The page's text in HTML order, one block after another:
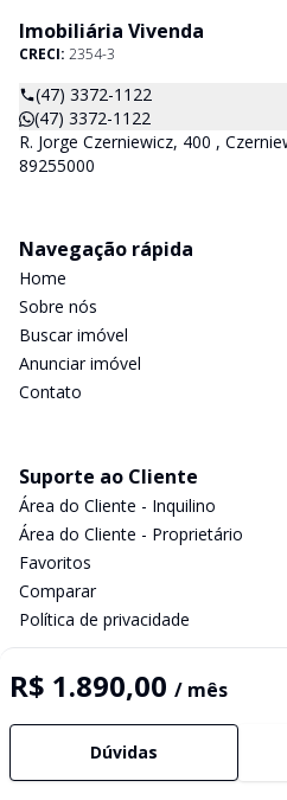
R$ 1.890,00 / mês
Dúvidas
Imobiliária Vivenda
CRECI: 2354-3
(47) 3372-1122
(47) 3372-1122
R. Jorge Czerniewicz, 400 ,
89255000
Navegação rápida
Home
Sobre nós
Buscar imóvel
Anunciar imóvel
Contato
Suporte ao Cliente
Área do Cliente - Inquilino
Área do Cliente - Proprietário
Favoritos
Comparar
Política de privacidade
Selo de